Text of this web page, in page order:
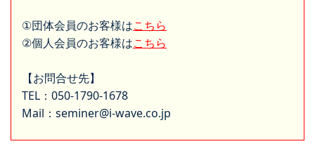
①団体会員のお客様はこちら
②個人会員のお客様はこちら
【お問合せ先】
TEL：050-1790-1678
Mail：seminer@i-wave.co.jp